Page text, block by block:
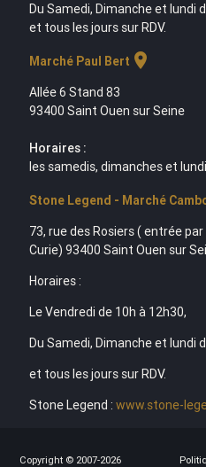
Du Samedi, Dimanche et lundi
et tous les jours sur RDV.
Marché Paul Bert location_on
Allée 6 Stand 83
93400 Saint Ouen sur Seine
Horaires :
les samedis, dimanches et
Stone Legend - Marché
73, rue des Rosiers ( entrée
Curie) 93400 Saint Ouen sur
Horaires :
Le Vendredi de 10h à 12h30,
Du Samedi, Dimanche et lundi
et tous les jours sur RDV.
Stone Legend : www.stone-
Copyright © 2007-2026